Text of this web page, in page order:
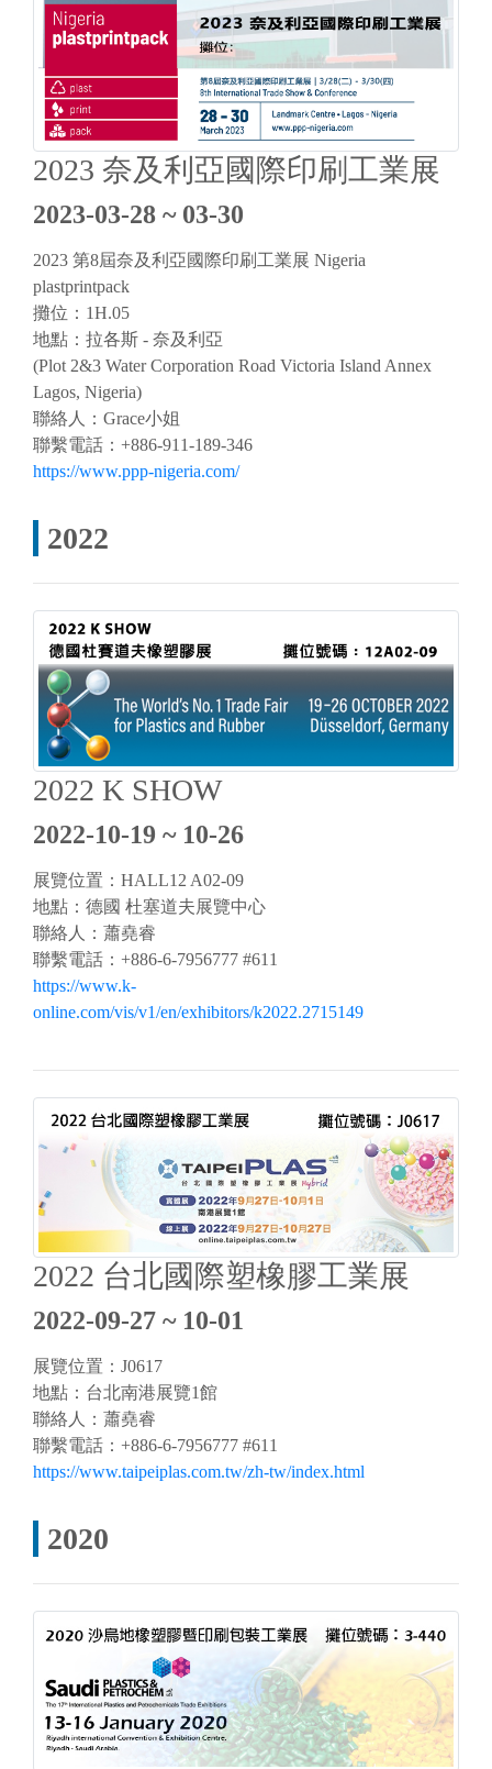
2023 奈及利亞國際印刷工業展
2023-03-28 ~ 03-30
2023 第8屆奈及利亞國際印刷工業展 Nigeria
plastprintpack
攤位：1H.05
地點：拉各斯 - 奈及利亞
(Plot 2&3 Water Corporation Road Victoria Island Annex
Lagos, Nigeria)
聯絡人：Grace小姐
聯繫電話：+886-911-189-346
https://www.ppp-nigeria.com/
2022
2022 K SHOW
2022-10-19 ~ 10-26
展覽位置：HALL12 A02-09
地點：德國 杜塞道夫展覽中心
聯絡人：蕭堯睿
聯繫電話：+886-6-7956777 #611
https://www.k-
online.com/vis/v1/en/exhibitors/k2022.2715149
2022 台北國際塑橡膠工業展
2022-09-27 ~ 10-01
展覽位置：J0617
地點：台北南港展覽1館
聯絡人：蕭堯睿
聯繫電話：+886-6-7956777 #611
https://www.taipeiplas.com.tw/zh-tw/index.html
2020